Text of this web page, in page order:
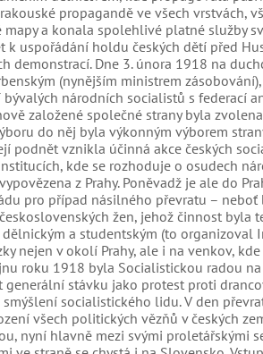
propagandě ve všech vrstvách,
a konala spolehlivé platné služby
uspořádání holdu českých dětí před
demonstrací. Dne 3. února 1918 na
(nynějším ministrem zásobování),
národních socialistů s federací
založené společné strany byla
do něj byla výkonným výborem
podnět vznikla účinná akce českých
kde se rozhoduje o osudech
z Prahy. Poněvadž je ale do
pro případ násilného převratu – neboť
žen, jehož činnost byla
a studentským (to organizoval
nejen v okolí Prahy, ale i na venkov,
roku 1918 byla Socialistickou radou
stávku jako protest proti
socialistického lidu. V den
všech politických vězňů v českých
nyní hlavně mezi svými proletářskými